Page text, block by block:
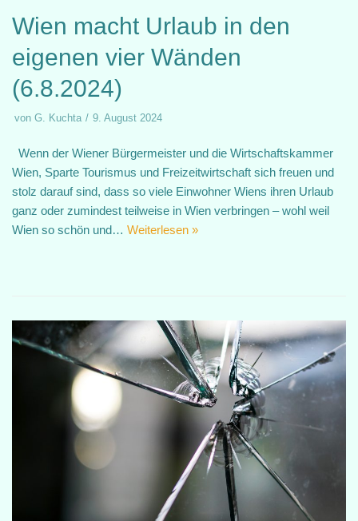
Wien macht Urlaub in den
eigenen vier Wänden
(6.8.2024)
von G. Kuchta 9. August 2024
Wenn der Wiener Bürgermeister und die Wirtschaftskammer
Wien, Sparte Tourismus und Freizeitwirtschaft sich freuen und
stolz darauf sind, dass so viele Einwohner Wiens ihren Urlaub
ganz oder zumindest teilweise in Wien verbringen – wohl weil
Wien so schön und… Weiterlesen »